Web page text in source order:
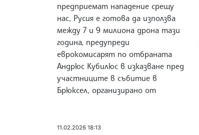
предприемат нападение срещу
нас, Русия е готова да използва
между 7 и 9 милиона дрона тази
година, предупреди
еврокомисарят по отбраната
Андрюс Кубилюс в изказване пред
участниците в събитие в
Брюксел, организирано от
11.02.2026 18:13